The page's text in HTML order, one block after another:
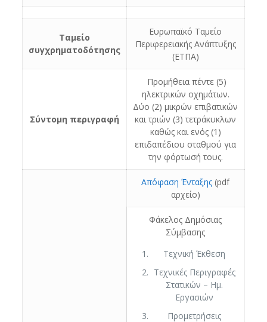
Ταμείο
συγχρηματοδότησης
Ευρωπαϊκό Ταμείο
Περιφερειακής Ανάπτυξης
(ΕΤΠΑ)
Σύντομη περιγραφή
Προμήθεια πέντε (5)
ηλεκτρικών οχημάτων.
Δύο (2) μικρών επιβατικών
και τριών (3) τετράκυκλων
καθώς και ενός (1)
επιδαπέδιου σταθμού για
την φόρτωσή τους.
Απόφαση Ένταξης (pdf
αρχείο)
Φάκελος Δημόσιας
Σύμβασης
Τεχνική Έκθεση
Τεχνικές Περιγραφές
Στατικών – Ημ.
Εργασιών
Προμετρήσεις